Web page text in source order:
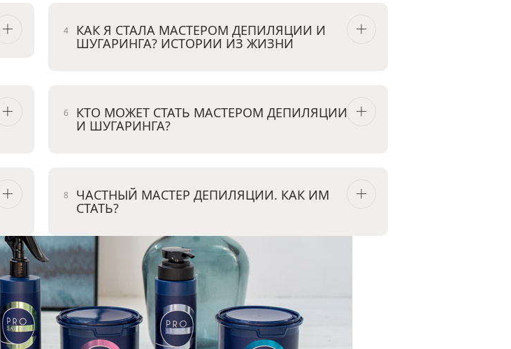
КАК Я СТАЛА МАСТЕРОМ ДЕПИЛЯЦИИ И
ШУГАРИНГА? ИСТОРИИ ИЗ ЖИЗНИ
КТО МОЖЕТ СТАТЬ МАСТЕРОМ ДЕПИЛЯЦИИ
И ШУГАРИНГА?
ЧАСТНЫЙ МАСТЕР ДЕПИЛЯЦИИ. КАК ИМ
СТАТЬ?